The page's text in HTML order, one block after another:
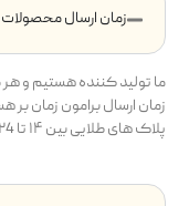
زمان ارسال
ما تولید کننده هستیم و
پلاک های طلایی بین ۱۴ تا ۲4 روز ( به دلیل آبکاری طلایی)